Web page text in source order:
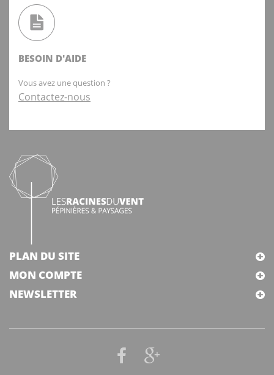
BESOIN D'AIDE
Vous avez une question ?
Contactez-nous
PLAN DU SITE
MON COMPTE
NEWSLETTER